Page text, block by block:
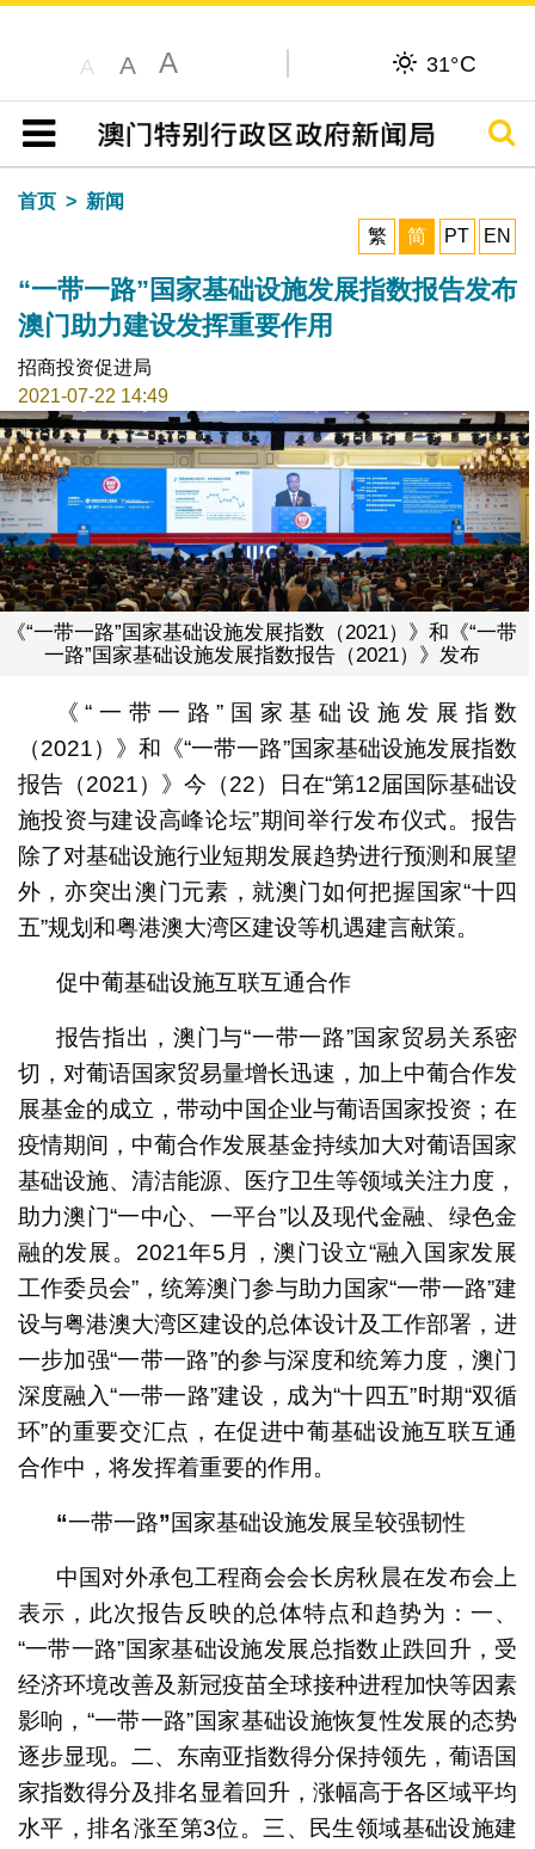
A A A 31°C
目录
搜寻
首页
新闻
繁
简 PT EN
“一带一路”国家基础设施发展指数报告发布
澳门助力建设发挥重要作用
招商投资促进局
2021-07-22 14:49
《“一带一路”国家基础设施发展指数（2021）》和《“一带
一路”国家基础设施发展指数报告（2021）》发布
《“一带一路”国家基础设施发展指数
（2021）》和《“一带一路”国家基础设施发展指数
报告（2021）》今（22）日在“第12届国际基础设
施投资与建设高峰论坛”期间举行发布仪式。报告
除了对基础设施行业短期发展趋势进行预测和展望
外，亦突出澳门元素，就澳门如何把握国家“十四
五”规划和粤港澳大湾区建设等机遇建言献策。
促中葡基础设施互联互通合作
报告指出，澳门与“一带一路”国家贸易关系密
切，对葡语国家贸易量增长迅速，加上中葡合作发
展基金的成立，带动中国企业与葡语国家投资；在
疫情期间，中葡合作发展基金持续加大对葡语国家
基础设施、清洁能源、医疗卫生等领域关注力度，
助力澳门“一中心、一平台”以及现代金融、绿色金
融的发展。2021年5月，澳门设立“融入国家发展
工作委员会”，统筹澳门参与助力国家“一带一路”建
设与粤港澳大湾区建设的总体设计及工作部署，进
一步加强“一带一路”的参与深度和统筹力度，澳门
深度融入“一带一路”建设，成为“十四五”时期“双循
环”的重要交汇点，在促进中葡基础设施互联互通
合作中，将发挥着重要的作用。
“一带一路”国家基础设施发展呈较强韧性
中国对外承包工程商会会长房秋晨在发布会上
表示，此次报告反映的总体特点和趋势为：一、
“一带一路”国家基础设施发展总指数止跌回升，受
经济环境改善及新冠疫苗全球接种进程加快等因素
影响，“一带一路”国家基础设施恢复性发展的态势
逐步显现。二、东南亚指数得分保持领先，葡语国
家指数得分及排名显着回升，涨幅高于各区域平均
水平，排名涨至第3位。三、民生领域基础设施建